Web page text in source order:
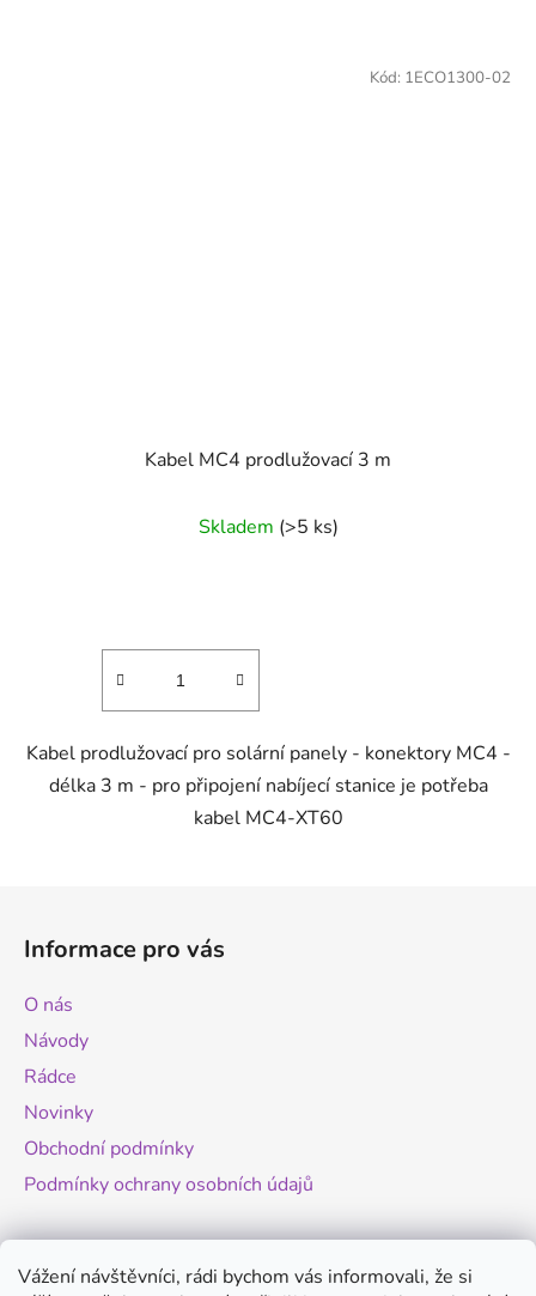
Vážení návštěvníci, rádi bychom vás informovali, že si
Kabel MC4 prodlužovací 3 m
Skladem (>5 ks)
Kabel prodlužovací pro solární panely - konektory MC4 -
délka 3 m - pro připojení nabíjecí stanice je potřeba
kabel MC4-XT60
Kód: 1ECO1300-02
Informace pro vás
O nás
Návody
Rádce
Novinky
Obchodní podmínky
Podmínky ochrany osobních údajů
Novinky